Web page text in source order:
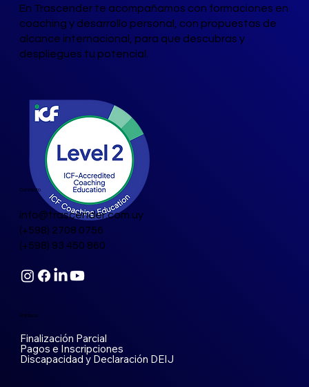
Contacto
info@trascender.com.uy
(+598) 2708 0756
(+598) 93 450 860
En Trascender te acompañamos con formaciones en
coaching y desarrollo personal, con propuestas de
alcance internacional, para que descubras y
despliegues tu potencial.
Políticas
Finalización Parcial
Pagos e Inscripciones
Discapacidad y Declaración DEIJ